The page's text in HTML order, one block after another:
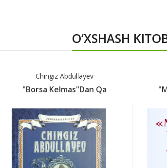
O‘XSHASH
Chingiz Abdullayev
"Borsa Kelmas"dan Qa